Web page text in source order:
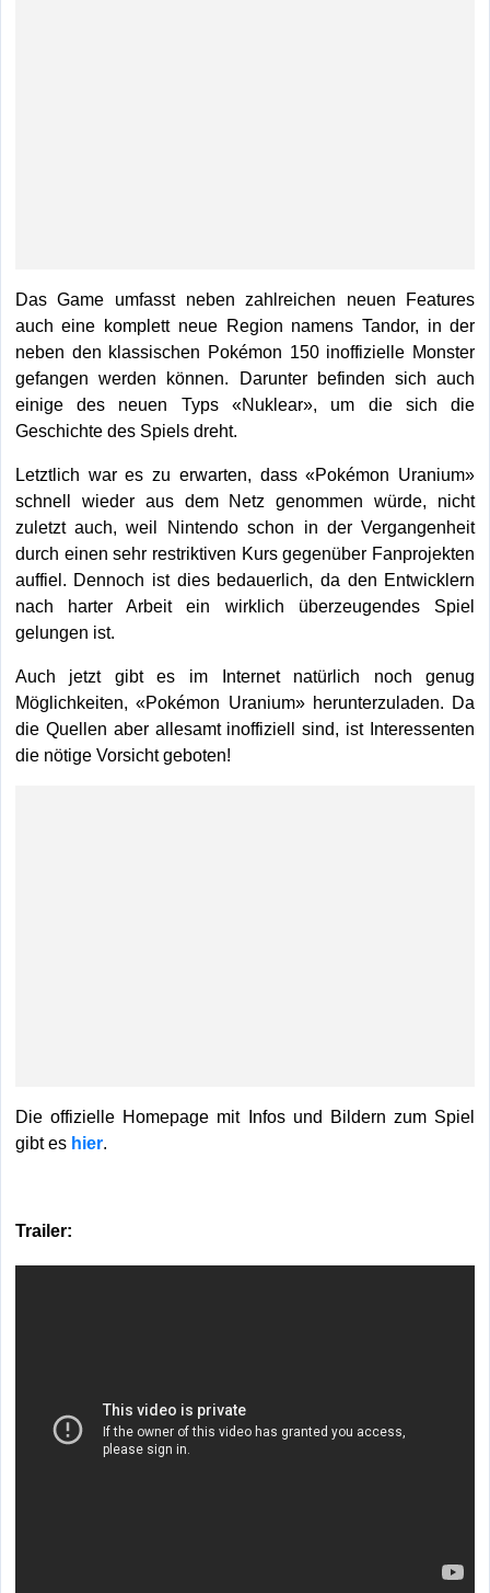
Das Game umfasst neben zahlreichen neuen Features
auch eine komplett neue Region namens Tandor, in der
neben den klassischen Pokémon 150 inoffizielle Monster
gefangen werden können. Darunter befinden sich auch
einige des neuen Typs «Nuklear», um die sich die
Geschichte des Spiels dreht.
Letztlich war es zu erwarten, dass «Pokémon Uranium»
schnell wieder aus dem Netz genommen würde, nicht
zuletzt auch, weil Nintendo schon in der Vergangenheit
durch einen sehr restriktiven Kurs gegenüber Fanprojekten
auffiel. Dennoch ist dies bedauerlich, da den Entwicklern
nach harter Arbeit ein wirklich überzeugendes Spiel
gelungen ist.
Auch jetzt gibt es im Internet natürlich noch genug
Möglichkeiten, «Pokémon Uranium» herunterzuladen. Da
die Quellen aber allesamt inoffiziell sind, ist Interessenten
die nötige Vorsicht geboten!
Die offizielle Homepage mit Infos und Bildern zum Spiel
gibt es hier.
Trailer: